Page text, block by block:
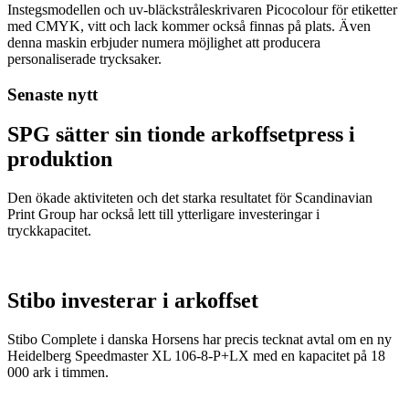
Instegsmodellen och uv-bläckstråleskrivaren Picocolour för etiketter
med CMYK, vitt och lack kommer också finnas på plats. Även
denna maskin erbjuder numera möjlighet att producera
personaliserade trycksaker.
Senaste nytt
SPG sätter sin tionde arkoffsetpress i
produktion
Den ökade aktiviteten och det starka resultatet för Scandinavian
Print Group har också lett till ytterligare investeringar i
tryckkapacitet.
Stibo investerar i arkoffset
Stibo Complete i danska Horsens har precis tecknat avtal om en ny
Heidelberg Speedmaster XL 106-8-P+LX med en kapacitet på 18
000 ark i timmen.